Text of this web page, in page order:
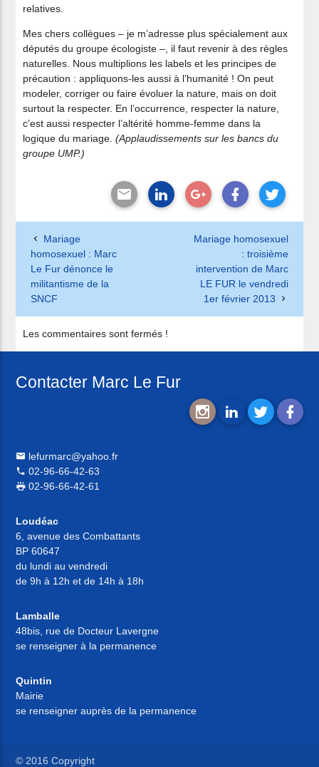
relatives.
Mes chers collègues – je m’adresse plus spécialement aux
députés du groupe écologiste –, il faut revenir à des règles
naturelles. Nous multiplions les labels et les principes de
précaution : appliquons-les aussi à l’humanité ! On peut
modeler, corriger ou faire évoluer la nature, mais on doit
surtout la respecter. En l’occurrence, respecter la nature,
c’est aussi respecter l’altérité homme-femme dans la
logique du mariage.(Applaudissements sur les bancs du
groupe UMP.)
Mariage
homosexuel : Marc
Le Fur dénonce le
militantisme de la
SNCF
Mariage homosexuel
: troisième
intervention de Marc
LE FUR le vendredi
1er février 2013
Les commentaires sont fermés !
Contacter Marc Le Fur
lefurmarc@yahoo.fr
02-96-66-42-63
02-96-66-42-61
Loudéac
6, avenue des Combattants
BP 60647
du lundi au vendredi
de 9h à 12h et de 14h à 18h
Lamballe
48bis, rue de Docteur Lavergne
se renseigner à la permanence
Quintin
Mairie
se renseigner auprès de la permanence
© 2016 Copyright